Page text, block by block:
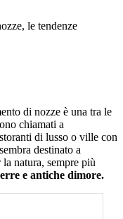
di nozze è una tra le
chiamati a
di lusso o ville con
destinato a
natura, sempre più
e antiche dimore.